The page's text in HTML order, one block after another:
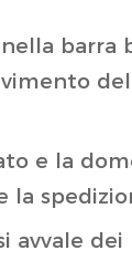
e la
la
si avvale